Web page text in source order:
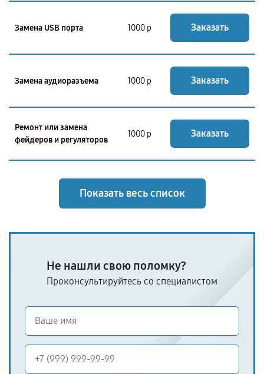
Замена USB порта 1000 р Заказать
Замена аудиоразъема 1000 р Заказать
Ремонт или замена
фейдеров и регуляторов
1000 р Заказать
Показать весь список
Не нашли свою поломку?
Проконсультируйтесь со специалистом